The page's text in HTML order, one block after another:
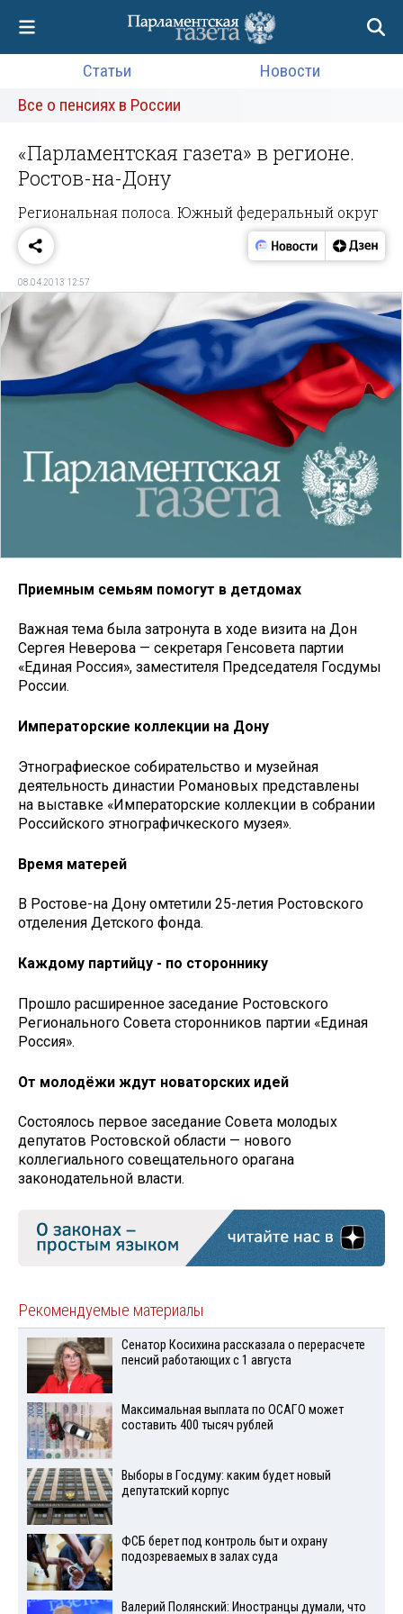
Статьи
Новости
Все о пенсиях в России
«Парламентская газета» в регионе.
Ростов-на-Дону
Региональная полоса. Южный федеральный округ
08.04.2013 12:57
Приемным семьям помогут в детдомах
Важная тема была затронута в ходе визита на Дон
Сергея Неверова — секретаря Генсовета партии
«Единая Россия», заместителя Председателя Госдумы
России.
Императорские коллекции на Дону
Этнографиеское собирательство и музейная
деятельность династии Романовых представлены
на выставке «Императорские коллекции в собрании
Российского этнографичкеского музея».
Время матерей
В Ростове-на Дону омтетили 25-летия Ростовского
отделения Детского фонда.
Каждому партийцу - по стороннику
Прошло расширенное заседание Ростовского
Регионального Совета сторонников партии «Единая
Россия».
От молодёжи ждут новаторских идей
Состоялось первое заседание Совета молодых
депутатов Ростовской области — нового
коллегиального совещательного орагана
законодательной власти.
Рекомендуемые материалы
Сенатор Косихина рассказала о перерасчете
пенсий работающих с 1 августа
Максимальная выплата по ОСАГО может
составить 400 тысяч рублей
Выборы в Госдуму: каким будет новый
депутатский корпус
ФСБ берет под контроль быт и охрану
подозреваемых в залах суда
Валерий Полянский: Иностранцы думали, что